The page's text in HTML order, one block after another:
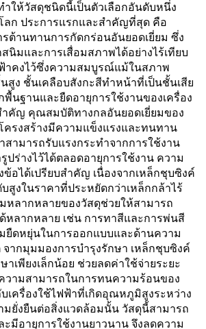
ำให้วัสดุชนิดนี้เป็นตัวเลือกอันดับหนึ่ง
ก ประการแรกและสำคัญที่สุด คือ
ต้านทานการกัดกร่อนอันยอดเยี่ยม ซึ่ง
นิมและการเสื่อมสภาพได้อย่างไร้เทียบ
าคงไว้ซึ่งความสมบูรณ์แม้ในสภาพ
ง ชั้นเคลือบสังกะสีทำหน้าที่เป็นชั้นเสีย
พื้นฐานและยืดอายุการใช้งานของเครื่อง
ำคัญ คุณสมบัติทางกลอันยอดเยี่ยมของ
รงสร้างมีความแข็งแรงและทนทาน
สามารถรับแรงกระทำจากการใช้งาน
ปร่างไว้ได้ตลอดอายุการใช้งาน ความ
อได้เปรียบสำคัญ เนื่องจากเหล็กชุบซิงค์
สูงในราคาที่ประหยัดกว่าเหล็กกล้าไร้
หลากหลายของวัสดุช่วยให้สามารถ
หลากหลาย เช่น การทาสีและการพ่นสี
ยืดหยุ่นในการออกแบบและด้านความ
จากมุมมองการบำรุงรักษา เหล็กชุบซิงค์
าเพียงเล็กน้อย ช่วยลดค่าใช้จ่ายระยะ
วามสามารถในการทนความร้อนของ
เครื่องใช้ไฟฟ้าที่เกิดอุณหภูมิสูงระหว่าง
มยั่งยืนต่อสิ่งแวดล้อมนั้น วัสดุนี้สามารถ
ะมีอายุการใช้งานยาวนาน จึงลดความ